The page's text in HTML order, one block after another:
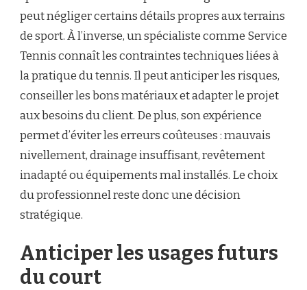
peut négliger certains détails propres aux terrains
de sport. À l’inverse, un spécialiste comme Service
Tennis connaît les contraintes techniques liées à
la pratique du tennis. Il peut anticiper les risques,
conseiller les bons matériaux et adapter le projet
aux besoins du client. De plus, son expérience
permet d’éviter les erreurs coûteuses : mauvais
nivellement, drainage insuffisant, revêtement
inadapté ou équipements mal installés. Le choix
du professionnel reste donc une décision
stratégique.
Anticiper les usages futurs
du court